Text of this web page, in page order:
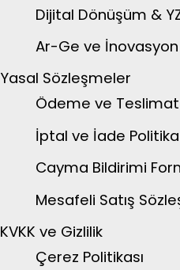
Dijital Dönüşüm &
Ar-Ge ve İnovasyon
Yasal Sözleşmeler
Ödeme ve Teslimat
İptal ve İade
Cayma Bildirimi
Mesafeli Satış
KVKK ve Gizlilik
Çerez Politikası